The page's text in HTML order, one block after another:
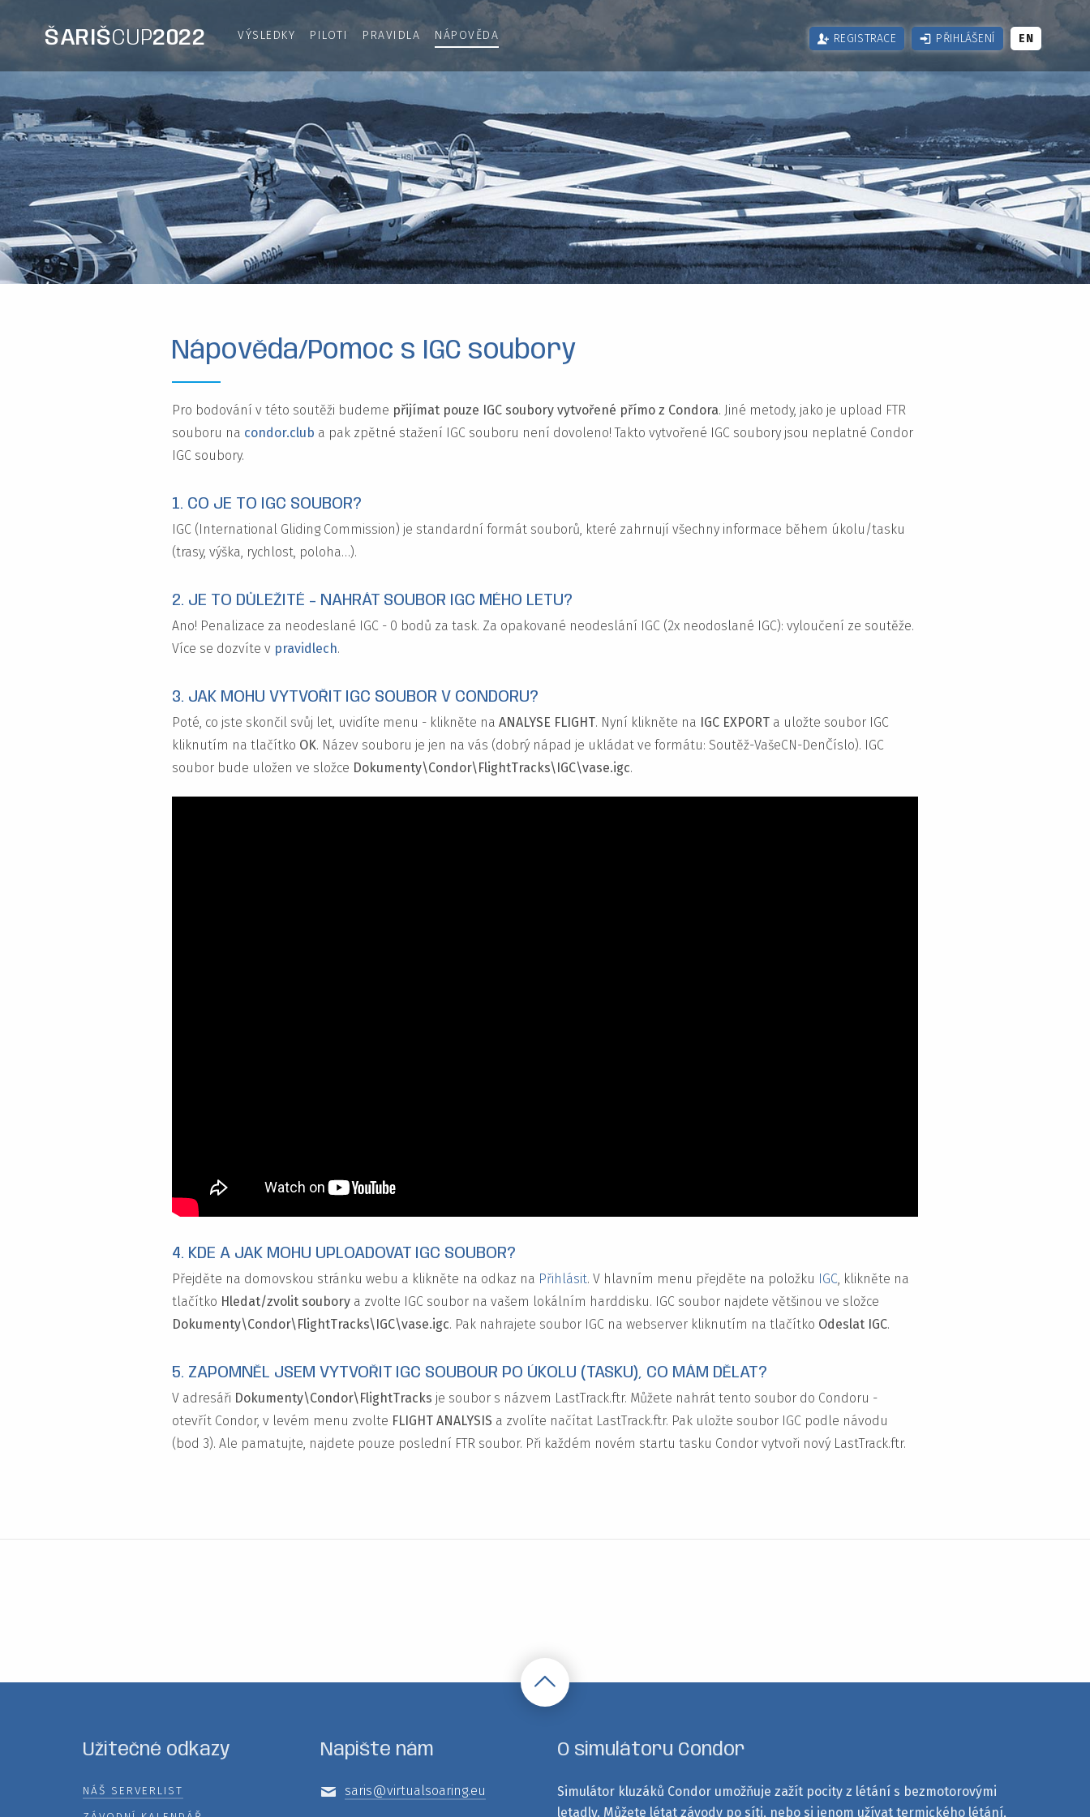
ŠARIŠCUP2022 VÝSLEDKY PILOTI PRAVIDLA NÁPOVĚDA REGISTRACE PŘIHLÁŠENÍ EN
Nápověda/Pomoc s IGC soubory
Pro bodování v této soutěži budeme přijímat pouze IGC soubory vytvořené přímo z Condora. Jiné metody, jako je upload FTR
souboru na condor.club a pak zpětné stažení IGC souboru není dovoleno! Takto vytvořené IGC soubory jsou neplatné Condor
IGC soubory.
1. CO JE TO IGC SOUBOR?
IGC (International Gliding Commission) je standardní formát souborů, které zahrnují všechny informace během úkolu/tasku
(trasy, výška, rychlost, poloha…).
2. JE TO DŮLEŽITÉ - NAHRÁT SOUBOR IGC MÉHO LETU?
Ano! Penalizace za neodeslané IGC - 0 bodů za task. Za opakované neodeslání IGC (2x neodoslané IGC): vyloučení ze soutěže.
Více se dozvíte v pravidlech.
3. JAK MOHU VYTVOŘIT IGC SOUBOR V CONDORU?
Poté, co jste skončil svůj let, uvidíte menu - klikněte na ANALYSE FLIGHT. Nyní klikněte na IGC EXPORT a uložte soubor IGC
kliknutím na tlačítko OK. Název souboru je jen na vás (dobrý nápad je ukládat ve formátu: Soutěž-VašeCN-DenČíslo). IGC
soubor bude uložen ve složce Dokumenty\Condor\FlightTracks\IGC\vase.igc.
4. KDE A JAK MOHU UPLOADOVAT IGC SOUBOR?
Přejděte na domovskou stránku webu a klikněte na odkaz na Přihlásit. V hlavním menu přejděte na položku IGC , klikněte na
tlačítko Hledat/zvolit soubory a zvolte IGC soubor na vašem lokálním harddisku. IGC soubor najdete většinou ve složce
Dokumenty\Condor\FlightTracks\IGC\vase.igc. Pak nahrajete soubor IGC na webserver kliknutím na tlačítko Odeslat IGC.
5. ZAPOMNĚL JSEM VYTVOŘIT IGC SOUBOUR PO ÚKOLU (TASKU), CO MÁM DĚLAT?
V adresáři Dokumenty\Condor\FlightTracks je soubor s názvem LastTrack.ftr. Můžete nahrát tento soubor do Condoru -
otevřít Condor, v levém menu zvolte FLIGHT ANALYSIS a zvolíte načítat LastTrack.ftr. Pak uložte soubor IGC podle návodu
(bod 3). Ale pamatujte, najdete pouze poslední FTR soubor. Při každém novém startu tasku Condor vytvoři nový LastTrack.ftr.
Užitečné odkazy
NÁŠ SERVERLIST
Napište nám
saris virtualsoaring.eu
O simulátoru Condor
Simulátor kluzáků Condor umožňuje zažít pocity z létání s bezmotorovými
letadly. Můžete létat závody po síti, nebo si jenom užívat termického létání,